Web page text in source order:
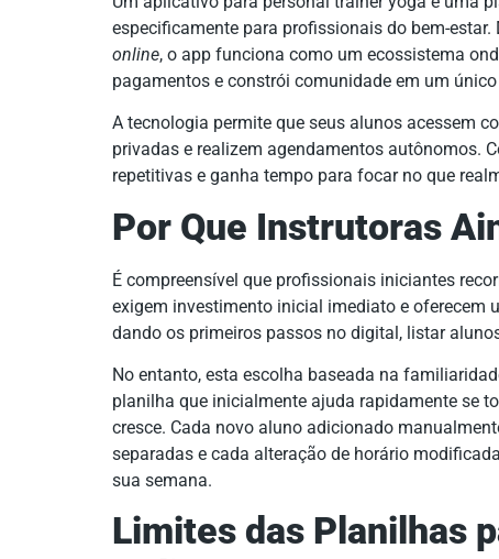
especificamente para profissionais do bem-
online, o app funciona como um ecossistema
pagamentos e constrói comunidade em um
A tecnologia permite que seus alunos acessem
privadas e realizem agendamentos autônomos.
repetitivas e ganha tempo para focar no que
Por Que Instrutoras
É compreensível que profissionais iniciantes
exigem investimento inicial imediato e oferecem
dando os primeiros passos no digital, listar
No entanto, esta escolha baseada na
planilha que inicialmente ajuda rapidamente se
cresce. Cada novo aluno adicionado
separadas e cada alteração de horário
sua semana.
Limites das Planilhas